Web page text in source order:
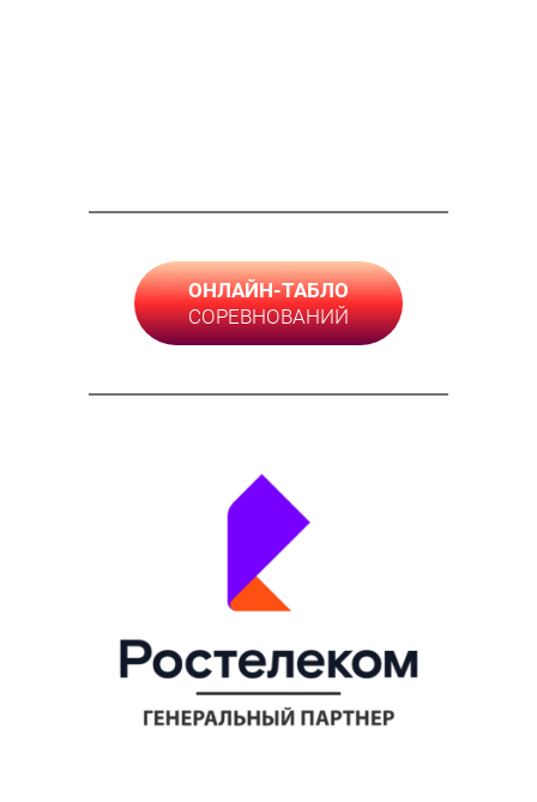
ОНЛАЙН-ТАБЛО
СОРЕВНОВАНИЙ